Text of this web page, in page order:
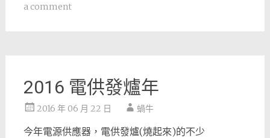
a comment
2016 電供發爐年
2016 年 06 月 22 日 蝸牛
今年電源供應器，電供發爐(燒起來)的不少